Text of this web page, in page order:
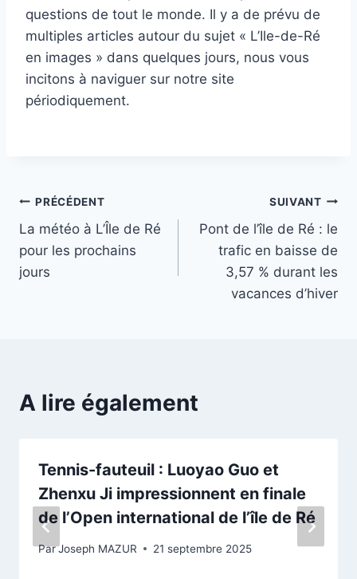
questions de tout le monde. Il y a de prévu de
multiples articles autour du sujet « L’Ile-de-Ré
en images » dans quelques jours, nous vous
incitons à naviguer sur notre site
périodiquement.
Navigation
de
l’article
PRÉCÉDENT
La météo à L’Île de Ré
pour les prochains
jours
SUIVANT
Pont de l’île de Ré : le
trafic en baisse de
3,57 % durant les
vacances d’hiver
A lire également
Tennis-fauteuil : Luoyao Guo et
Zhenxu Ji impressionnent en finale
de l’Open international de l’île de Ré
ParJoseph MAZUR 21 septembre 2025